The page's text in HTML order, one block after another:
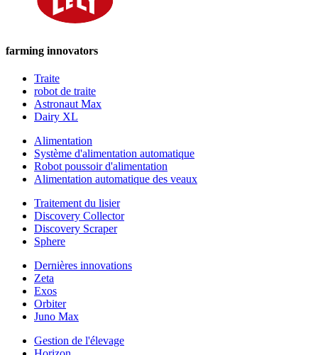
farming innovators
Traite
robot de traite
Astronaut Max
Dairy XL
Alimentation
Système d'alimentation automatique
Robot poussoir d'alimentation
Alimentation automatique des veaux
Traitement du lisier
Discovery Collector
Discovery Scraper
Sphere
Dernières innovations
Zeta
Exos
Orbiter
Juno Max
Gestion de l'élevage